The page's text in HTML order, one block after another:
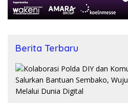
Berita Terbaru